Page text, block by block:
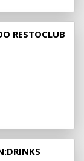
RESTOCLUB